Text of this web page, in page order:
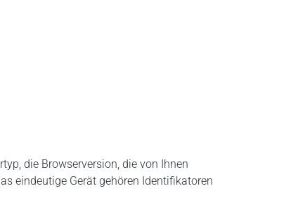
die Browserversion, die von Ihnen
eindeutige Gerät gehören Identifikatoren